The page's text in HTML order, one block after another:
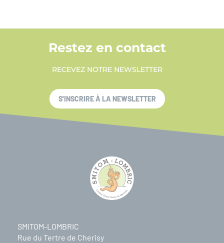
SMITOM-LOMBRIC
Rue du Tertre de Cherisy
Restez en contact
RECEVEZ NOTRE NEWSLETTER
S'INSCRIRE À LA NEWSLETTER